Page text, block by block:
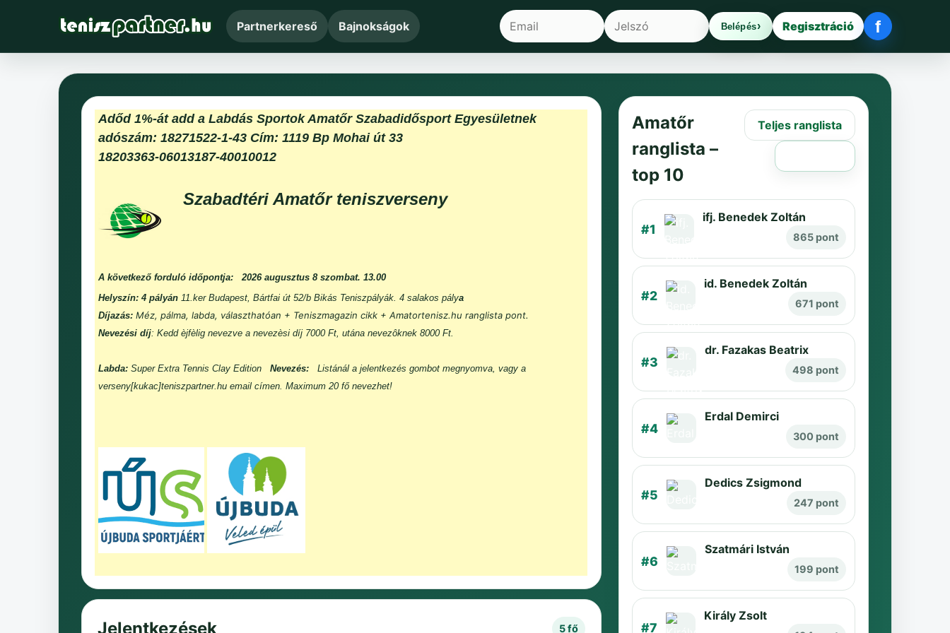
Partnerkereső Bajnokságok Belépés Regisztráció fFacebook
Adőd 1%-át add a Labdás Sportok Amatőr Szabadidősport Egyesületnek
adószám: 18271522-1-43 Cím: 1119 Bp Mohai út 33
18203363-06013187-40010012
Szabadtéri Amatőr teniszverseny
A következő forduló időpontja:
2026 augusztus 8 szombat. 13.00
Helyszín: 4 pályán 11.ker Budapest, Bártfai út 52/b Bikás Teniszpályák. 4 salakos pálya
Díjazás: Méz, pálma, labda, választhatóan + Teniszmagazin cikk + Amatortenisz.hu ranglista pont.
Nevezési díj: Kedd èjfèlig nevezve a nevezèsi díj 7000 Ft, utána nevezôknek 8000 Ft.
Labda: Super Extra Tennis Clay Edition Nevezés:
Listánál a jelentkezés gombot megnyomva, vagy a
verseny[kukac]teniszpartner.hu email címen. Maximum 20 fő nevezhet!
Jelentkezések 5 fő
Amatőr
ranglista –
top 10
Teljes ranglista
#1
ifj. Benedek Zoltán
865 pont
#2
id. Benedek Zoltán
671 pont
#3
dr. Fazakas Beatrix
498 pont
#4
Erdal Demirci
300 pont
#5
Dedics Zsigmond
247 pont
#6
Szatmári István
199 pont
#7
Király Zsolt